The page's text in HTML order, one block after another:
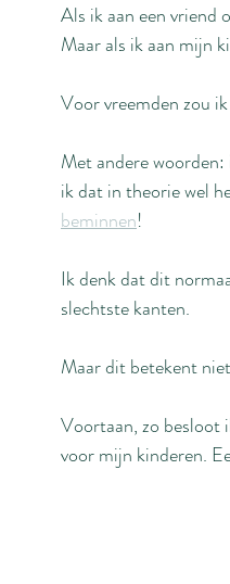
Als ik aan een vriend
Maar als ik aan mijn
Voor vreemden zou
Met andere woorden:
ik dat in theorie wel
beminnen!
Ik denk dat dit
slechtste kanten.
Maar dit betekent
Voortaan, zo besloot
voor mijn kinderen.